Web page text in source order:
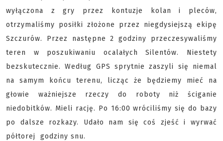
wyłączona z gry przez kontuzje kolan i pleców,
otrzymaliśmy posiłki złożone przez niegdysiejszą ekipę
Szczurów. Przez następne 2 godziny przeczesywaliśmy
teren w poszukiwaniu ocalałych Silentów. Niestety
bezskutecznie. Według GPS sprytnie zaszyli się niemal
na samym końcu terenu, licząc że będziemy mieć na
głowie ważniejsze rzeczy do roboty niż ściganie
niedobitków. Mieli rację. Po 16:00 wróciliśmy się do bazy
po dalsze rozkazy. Udało nam się coś zjeść i wyrwać
półtorej godziny snu.